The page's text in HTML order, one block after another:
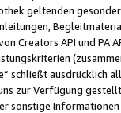
geltenden
Creators API und PA
schließt ausdrücklich
zur Verfügung
sonstige